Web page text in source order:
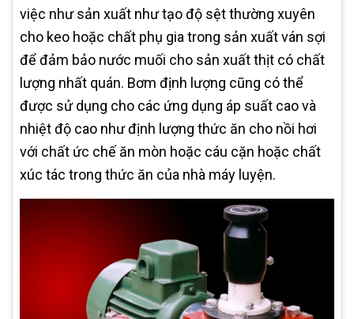
việc như sản xuất như tạo độ sệt thường xuyên
cho keo hoặc chất phụ gia trong sản xuất ván sợi
để đảm bảo nước muối cho sản xuất thịt có chất
lượng nhất quán. Bơm định lượng cũng có thể
được sử dụng cho các ứng dụng áp suất cao và
nhiệt độ cao như định lượng thức ăn cho nồi hơi
với chất ức chế ăn mòn hoặc cáu cặn hoặc chất
xúc tác trong thức ăn của nhà máy luyện.